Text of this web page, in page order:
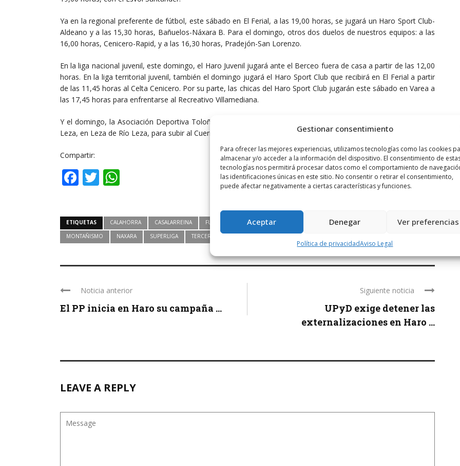
Gestionar consentimiento
Para ofrecer las mejores experiencias, utilizamos tecnologías como las cookies
almacenar y/o acceder a la información del dispositivo. El consentimiento de
tecnologías nos permitirá procesar datos como el comportamiento de
las identificaciones únicas en este sitio. No consentir o retirar el consentimiento,
puede afectar negativamente a ciertas características y funciones.
Aceptar Denegar Ver preferencias
Política de privacidadAviso Legal
Ya en la regional preferente de fútbol, este sábado en El Ferial, a las 19,00 horas, se jugará un Haro Sport Club-
Aldeano y a las 15,30 horas, Bañuelos-Náxara B. Para el domingo, otros dos duelos de nuestros equipos: a las
16,00 horas, Cenicero-Rapid, y a las 16,30 horas, Pradejón-San Lorenzo.
En la liga nacional juvenil, este domingo, el Haro Juvenil jugará ante el Berceo fuera de casa a partir de las 12,00
horas. En la liga territorial juvenil, también el domingo jugará el Haro Sport Club que recibirá en El Ferial a partir
de las 11,45 horas al Celta Cenicero. Por su parte, las chicas del Haro Sport Club jugarán este sábado en Varea a
las 17,45 horas para enfrentarse al Recreativo Villamediana.
Y el domingo, la Asociación Deportiva Toloño tiene preparada una salida de montaña por la Travesía Valle del
Leza, en Leza de Río Leza, para subir al Cuernosierra de más de 1.200 metros.
Compartir:
Facebook
Twitter
ETIQUETAS CALAHORRA CASALARREINA FUTBOL HARO JUVENIL HARO SPORT CLUB
LA CALZADA
MONTAÑISMO
NAXARA SUPERLIGA TERCERA
Noticia anterior
El PP inicia en Haro su campaña ...
Siguiente noticia
UPyD exige detener las
externalizaciones en Haro ...
LEAVE A REPLY